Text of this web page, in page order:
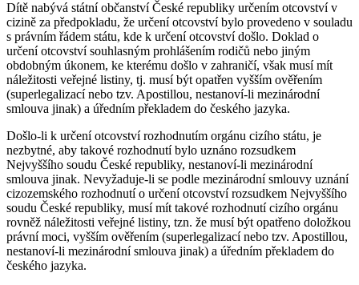
Dítě nabývá státní občanství České republiky určením otcovství v
cizině za předpokladu, že určení otcovství bylo provedeno v souladu
s právním řádem státu, kde k určení otcovství došlo. Doklad o
určení otcovství souhlasným prohlášením rodičů nebo jiným
obdobným úkonem, ke kterému došlo v zahraničí, však musí mít
náležitosti veřejné listiny, tj. musí být opatřen vyšším ověřením
(superlegalizací nebo tzv. Apostillou, nestanoví-li mezinárodní
smlouva jinak) a úředním překladem do českého jazyka.
Došlo-li k určení otcovství rozhodnutím orgánu cizího státu, je
nezbytné, aby takové rozhodnutí bylo uznáno rozsudkem
Nejvyššího soudu České republiky, nestanoví-li mezinárodní
smlouva jinak. Nevyžaduje-li se podle mezinárodní smlouvy uznání
cizozemského rozhodnutí o určení otcovství rozsudkem Nejvyššího
soudu České republiky, musí mít takové rozhodnutí cizího orgánu
rovněž náležitosti veřejné listiny, tzn. že musí být opatřeno doložkou
právní moci, vyšším ověřením (superlegalizací nebo tzv. Apostillou,
nestanoví-li mezinárodní smlouva jinak) a úředním překladem do
českého jazyka.